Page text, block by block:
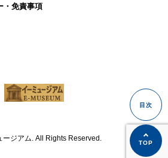
・免責事項
ジアム. All Rights Reserved.